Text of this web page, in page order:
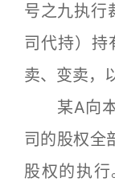
号之九执行
司代持）持
卖、变卖，
某A向本
司的股权全
股权的执